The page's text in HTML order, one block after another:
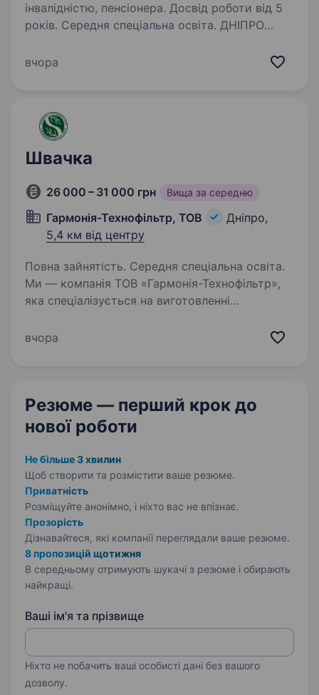
інвалідністю, пенсіонера. Досвід роботи від 5
років. Середня спеціальна освіта. ДНІПРО
(БАТУМСЬКА) пошив дитячого і жіночого
завжди, не зважаючи на сезонність. Дівчата
вдома…
вчора
Швачка
26 000 – 31 000 грн Вища за середню
Гармонія-Технофільтр, ТОВ
Дніпро,
5,4 км від центру
Повна зайнятість. Середня спеціальна освіта.
Ми — компанія ТОВ «Гармонія-Технофільтр»,
яка спеціалізується на виготовленні
підприємств. Наші вироби допомагають
вчора
Резюме — перший крок до
нової роботи
Не більше 3 хвилин
Щоб створити та розмістити ваше резюме.
Приватність
Розміщуйте анонімно, і ніхто вас не впізнає.
Прозорість
Дізнавайтеся, які компанії переглядали ваше резюме.
8 пропозицій щотижня
В середньому отримують шукачі з резюме і обирають
найкращі.
Ваші ім'я та прізвище
Ніхто не побачить ваші особисті дані без вашого
дозволу.